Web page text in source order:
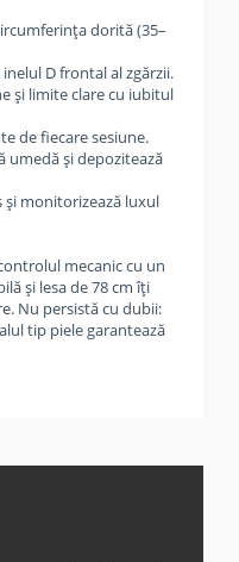
dorită (35–
D frontal al zgărzii.
și limite clare cu iubitul
de fiecare sesiune.
umedă și depozitează
și monitorizează luxul
mecanic cu un
și lesa de 78 cm îți
Nu persistă cu dubii:
tip piele garantează